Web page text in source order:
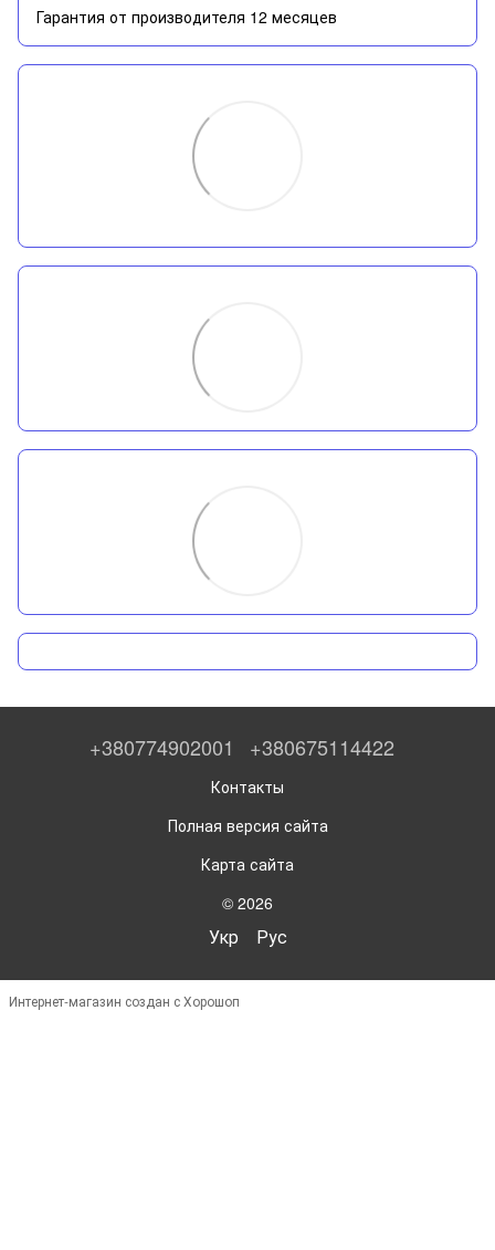
Гарантия от производителя 12 месяцев
+380774902001 +380675114422
Контакты
Полная версия сайта
Карта сайта
© 2026
Укр Рус
Интернет-магазин создан с Хорошоп